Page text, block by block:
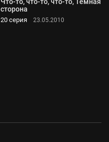
сторона
20 серия 23.05.2010